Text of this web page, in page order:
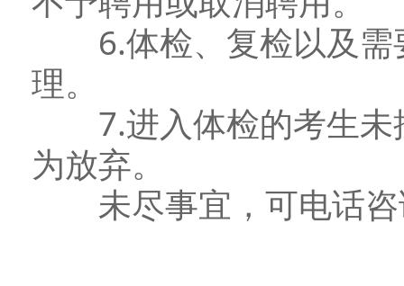
6.体检、复检以及需
理。
7.进入体检的考生未
为放弃。
未尽事宜，可电话咨